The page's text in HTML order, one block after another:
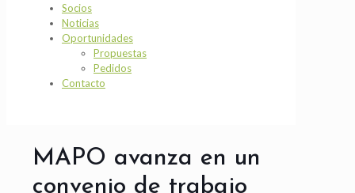
Socios
Noticias
Oportunidades
Propuestas
Pedidos
Contacto
MAPO avanza en un
convenio de trabajo